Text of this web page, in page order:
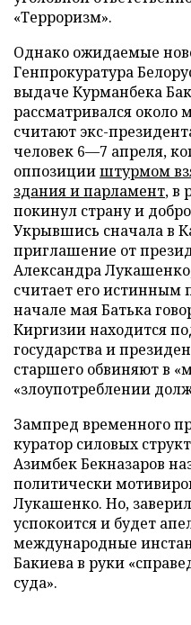
«Терроризм».
Однако ожидаемые
Генпрокуратура
выдаче Курманбека
рассматривался около
считают экс-
человек 6—7 апреля,
оппозицииштурмом
здания и парламент, в
покинул страну и
Укрывшись сначала в
приглашение от
Александра
считает его истинным
начале мая Батька
Киргизии находится
государства и
старшего обвиняют в
«злоупотреблении
Зампред временного
куратор силовых
Азимбек Бекназаров
политически
Лукашенко. Но,
успокоится и будет
международные
Бакиева в руки
суда».